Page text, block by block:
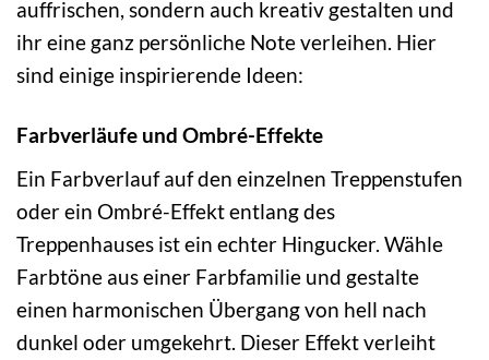
auffrischen, sondern auch kreativ gestalten und
ihr eine ganz persönliche Note verleihen. Hier
sind einige inspirierende Ideen:
Farbverläufe und Ombré-Effekte
Ein Farbverlauf auf den einzelnen Treppenstufen
oder ein Ombré-Effekt entlang des
Treppenhauses ist ein echter Hingucker. Wähle
Farbtöne aus einer Farbfamilie und gestalte
einen harmonischen Übergang von hell nach
dunkel oder umgekehrt. Dieser Effekt verleiht